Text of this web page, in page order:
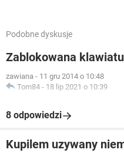
Podobne dyskusje
Zablokowana
zawiana - 11 gru 2014 o 10:48
Tom84 - 18 lip 2021 o 10:39
8 odpowiedzi
Kupilem uzywany